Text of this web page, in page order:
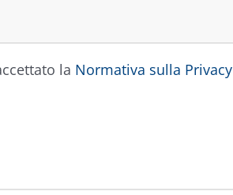
la Normativa sulla Privacy